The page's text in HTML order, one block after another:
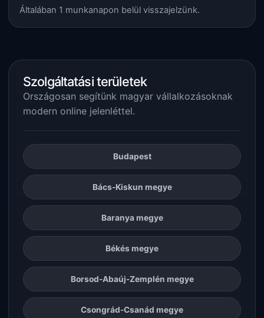
Általában 1 munkanapon belül visszajelzünk.
Szolgáltatási területek
Országosan segítünk magyar vállalkozásoknak
modern online jelenléttel.
Budapest
Bács-Kiskun megye
Baranya megye
Békés megye
Borsod-Abaúj-Zemplén megye
Csongrád-Csanád megye